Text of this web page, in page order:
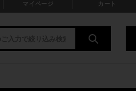
マイページ カート